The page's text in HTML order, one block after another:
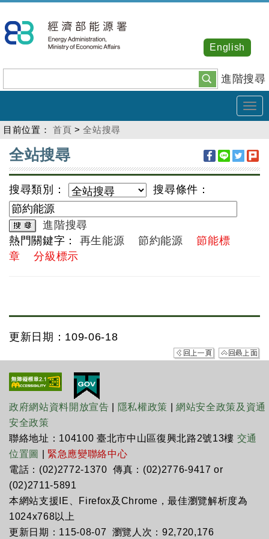
到
主
內
容
進階搜尋
English
目前位置： 首頁 >全站搜尋
:::
全站搜尋
搜尋類別： 搜尋條件：
進階搜尋
熱門關鍵字： 再生能源 節約能源
節能標
章
分級標示
更新日期：109-06-18
政府網站資料開放宣告 隱私權政策 |網站安全政策及資通
安全政策
聯絡地址：104100 臺北市中山區復興北路2號13樓 交通
位置圖
緊急應變聯絡中心
電話：(02)2772-1370 傳真：(02)2776-9417 or
(02)2711-5891
本網站支援IE、Firefox及Chrome，最佳瀏覽解析度為
1024x768以上
更新日期：115-08-07 瀏覽人次：92,720,176